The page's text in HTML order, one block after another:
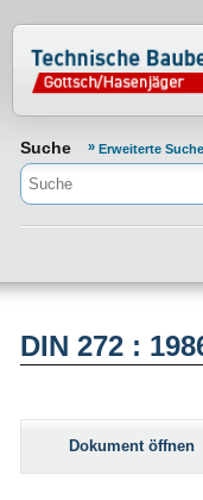
Suche Erweiterte Suche
DIN 272 :
Dokument öffnen